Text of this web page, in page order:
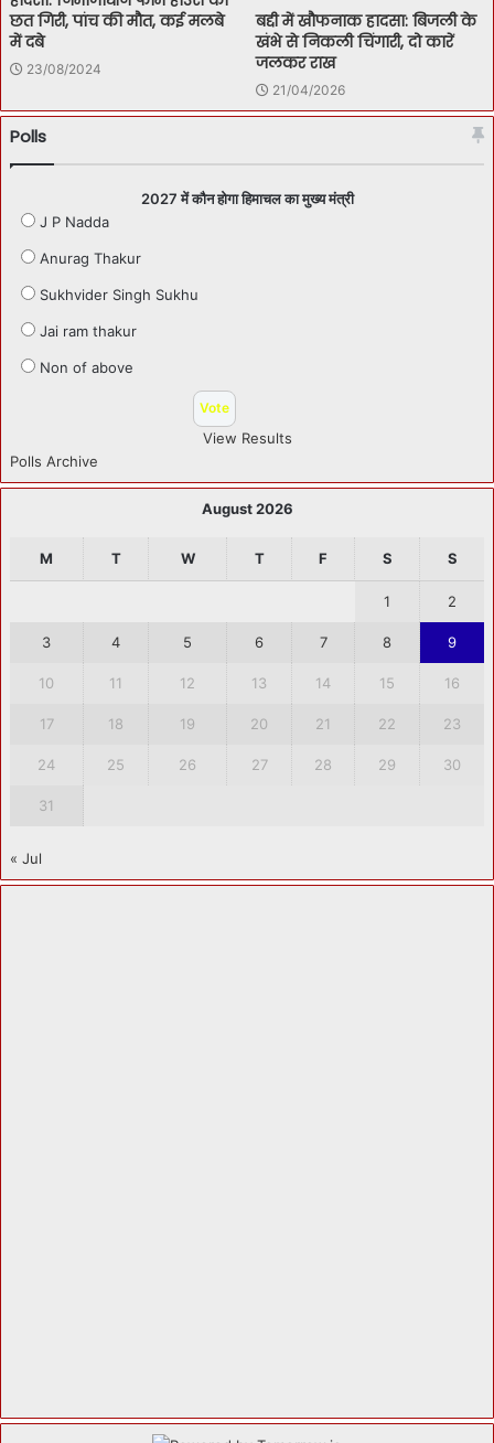
छत गिरी, पांच की मौत, कई मलबे
में दबे
23/08/2024
बद्दी में खौफनाक हादसा: बिजली के
खंभे से निकली चिंगारी, दो कारें
जलकर राख
21/04/2026
Polls
2027 में कौन होगा हिमाचल का मुख्य मंत्री
J P Nadda
Anurag Thakur
Sukhvider Singh Sukhu
Jai ram thakur
Non of above
View Results
Polls Archive
August 2026
M T W T F S S
1 2
3 4 5 6 7 8 9
10 11 12 13 14 15 16
17 18 19 20 21 22 23
24 25 26 27 28 29 30
31
« Jul